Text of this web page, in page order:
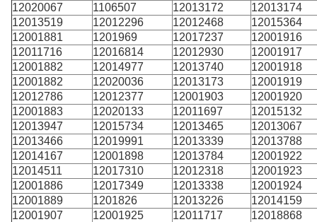
12020067
1106507 12013172
12013174
12013519
12012296 12012468
12015364
12001881
1201969 12017237
12001916
12011716
12016814 12012930
12001917
12001882
12014977 12013740
12001918
12001882
12020036 12013173
12001919
12012786
12012377 12001903
12001920
12001883
12020133 12011697
12015132
12013947
12015734 12013465
12013067
12013466
12019991 12013339
12013788
12014167
12001898 12013784
12001922
12014511
12017310 12012318
12001923
12001886
12017349 12013338
12001924
12001889
1201826 12013226
12014159
12001907
12001925 12011717
12018868